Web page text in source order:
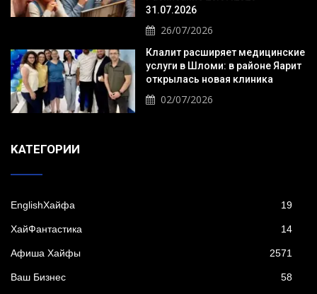
31.07.2026
26/07/2026
Клалит расширяет медицинские
услуги в Шломи: в районе Яарит
открылась новая клиника
02/07/2026
KАТЕГОРИИ
EnglishХайфа 19
XайФантастика 14
Афиша Хайфы 2571
Ваш Бизнес 58